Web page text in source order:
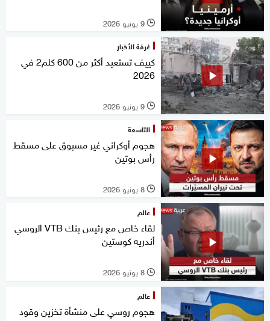
l 9 يونيو 2026
غرفة الأخبار
كييف تستعيد أكثر من 600 كلم2 في
2026
l 9 يونيو 2026
التاسعة
هجوم أوكراني غير مسبوق على مسقط
رأس بوتين
l 8 يونيو 2026
عالم
لقاء خاص مع رئيس بنك VTB الروسي
أندريه كوستين
l 8 يونيو 2026
عالم
هجوم روسي على منشأة تخزين وقود